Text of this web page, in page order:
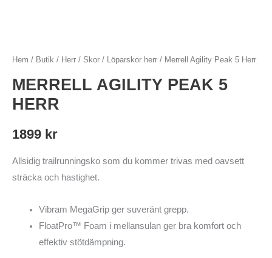
Hem / Butik / Herr / Skor / Löparskor herr / Merrell Agility Peak 5 Herr
MERRELL AGILITY PEAK 5
HERR
1899 kr
Allsidig trailrunningsko som du kommer trivas med oavsett
sträcka och hastighet.
Vibram MegaGrip ger suveränt grepp.
FloatPro™ Foam i mellansulan ger bra komfort och
effektiv stötdämpning.